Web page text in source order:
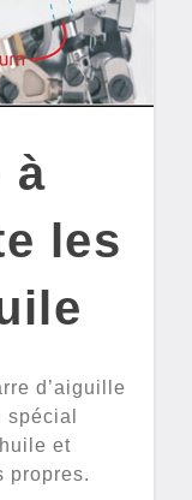
à
les
d’aiguille
et
propres.